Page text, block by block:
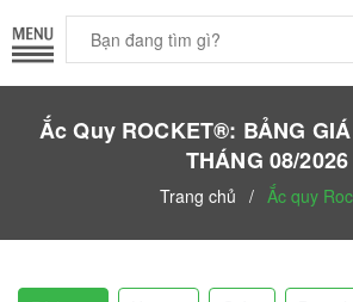
Ắc Quy ROCKET®: BẢNG
THÁNG 08/2026
Trang chủ / Ắc quy